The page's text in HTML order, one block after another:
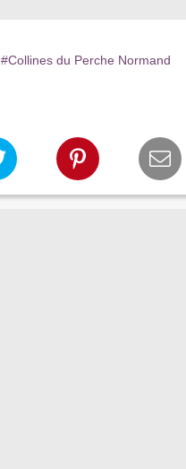
#Collines du Perche Normand